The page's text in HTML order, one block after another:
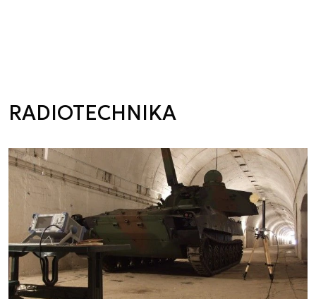
RADIOTECHNIKA